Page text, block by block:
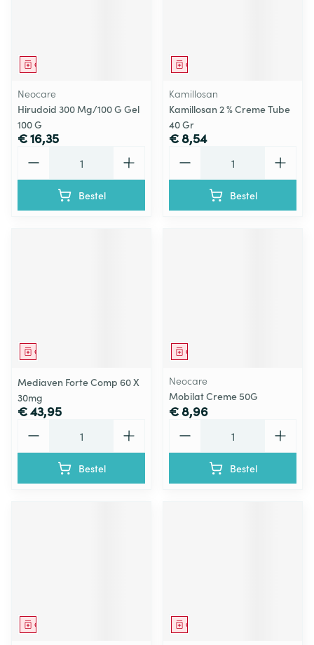
Geneesmiddel
Neocare
Hirudoid 300 Mg/100 G Gel
100 G
€ 16,35
Bestel
Geneesmiddel
Kamillosan
Kamillosan 2 % Creme Tube
40 Gr
€ 8,54
Bestel
Geneesmiddel
Mediaven Forte Comp 60 X
30mg
€ 43,95
Bestel
Geneesmiddel
Neocare
Mobilat Creme 50G
€ 8,96
Bestel
Geneesmiddel Geneesmiddel